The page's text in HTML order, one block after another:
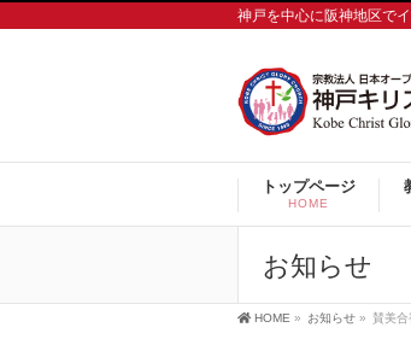
神戸を中心に阪神地区で
トップページ
HOME
お知らせ
HOME » お知らせ » 賛美合